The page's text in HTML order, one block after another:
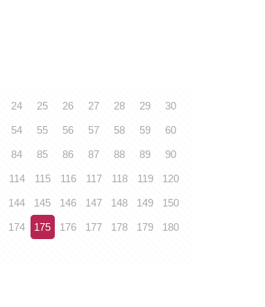
24 25 26 27 28 29 30
54 55 56 57 58 59 60
84 85 86 87 88 89 90
114 115 116 117 118 119 120
144 145 146 147 148 149 150
174 175 176 177 178 179 180